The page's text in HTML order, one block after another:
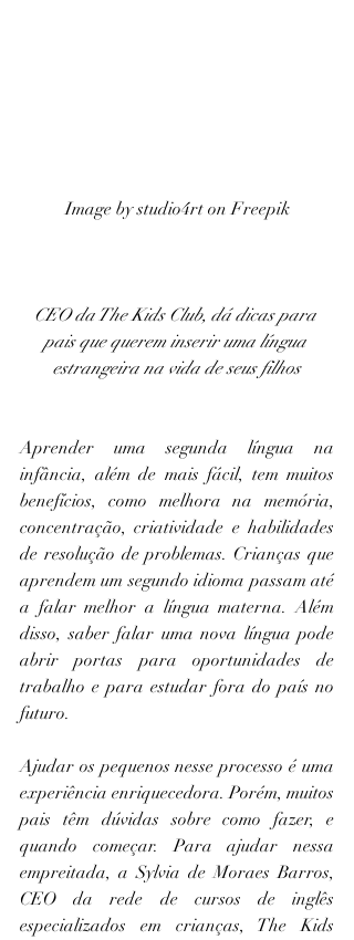
Image by studio4rt on Freepik
CEO da The Kids Club, dá dicas para
pais que querem inserir uma língua
estrangeira na vida de seus filhos
Aprender uma segunda língua na
infância, além de mais fácil, tem muitos
benefícios, como melhora na memória,
concentração, criatividade e habilidades
de resolução de problemas. Crianças que
aprendem um segundo idioma passam até
a falar melhor a língua materna. Além
disso, saber falar uma nova língua pode
abrir portas para oportunidades de
trabalho e para estudar fora do país no
futuro.
Ajudar os pequenos nesse processo é uma
experiência enriquecedora. Porém, muitos
pais têm dúvidas sobre como fazer, e
quando começar. Para ajudar nessa
empreitada, a Sylvia de Moraes Barros,
CEO da rede de cursos de inglês
especializados em crianças, The Kids